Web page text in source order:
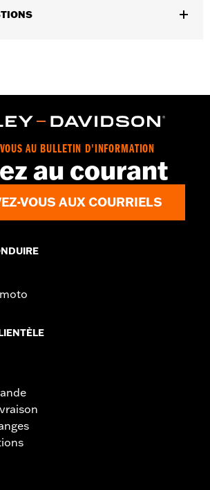
Tout le matériel de montage nécessaire
AU BULLETIN D'INFORMATION
au courant
VOUS AUX COURRIELS